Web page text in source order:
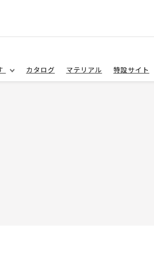
カタログ マテリアル 特設サイト